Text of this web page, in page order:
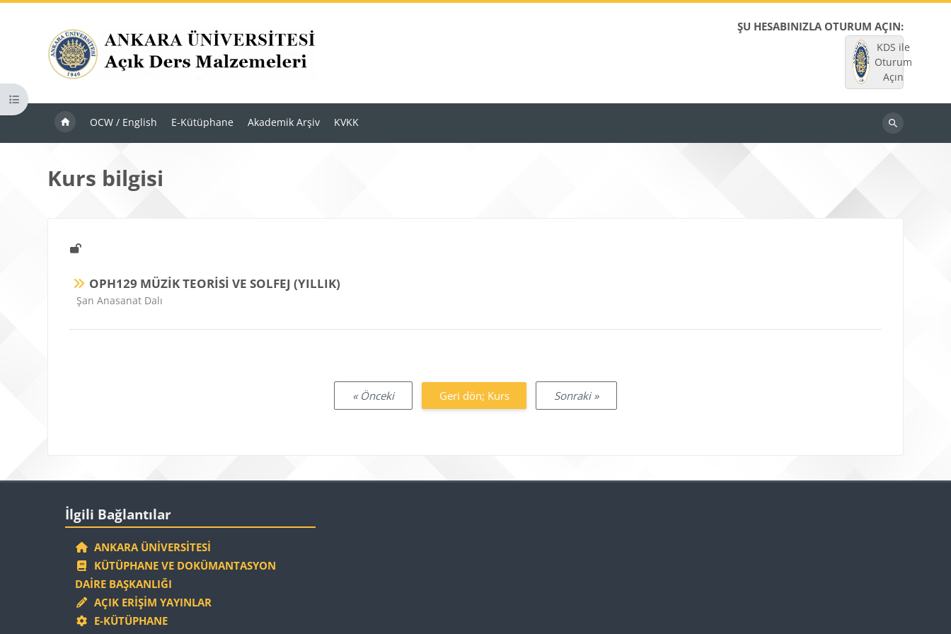
ŞU HESABINIZLA OTURUM AÇIN:
KDS ile
Oturum
Açın
OCW / English E-Kütüphane Akademik Arşiv KVKK
Dersleri
Kurs dizinini aç
Kurs bilgisi
OPH129 MÜZİK TEORİSİ VE SOLFEJ (YILLIK)
Ders kategorisi
Şan Anasanat Dalı
« Önceki Geri dön; Kurs Sonraki »
Bloklar
İlgili Bağlantılar
ANKARA ÜNIVERSITESI
KÜTÜPHANE VE DOKÜMANTASYON
DAIRE BAŞKANLIĞI
AÇIK ERIŞIM YAYINLAR
E-KÜTÜPHANE